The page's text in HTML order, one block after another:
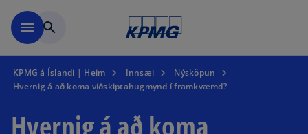
menu search
KPMG á Íslandi | Heim Innsæi
Nýsköpun
Hvernig á að koma viðskiptahugmynd í framkvæmd?
Hvernig á að koma